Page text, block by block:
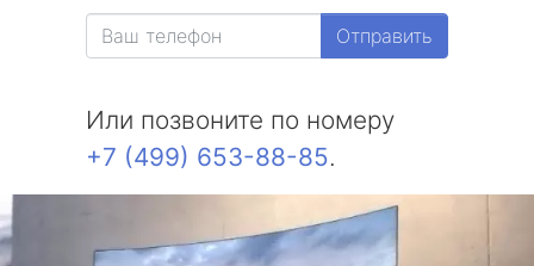
Отправить
Или позвоните по номеру
+7 (499) 653-88-85.